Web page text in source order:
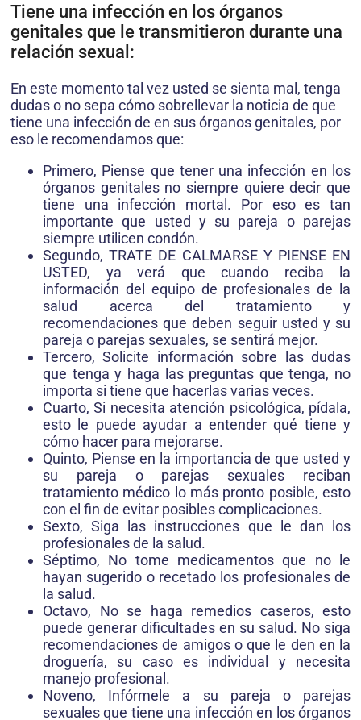
Tiene una infección en los órganos
genitales que le transmitieron durante una
relación sexual:
En este momento tal vez usted se sienta mal, tenga
dudas o no sepa cómo sobrellevar la noticia de que
tiene una infección de en sus órganos genitales, por
eso le recomendamos que:
Primero, Piense que tener una infección en los
órganos genitales no siempre quiere decir que
tiene una infección mortal. Por eso es tan
importante que usted y su pareja o parejas
siempre utilicen condón.
Segundo, TRATE DE CALMARSE Y PIENSE EN
USTED, ya verá que cuando reciba la
información del equipo de profesionales de la
salud acerca del tratamiento y
recomendaciones que deben seguir usted y su
pareja o parejas sexuales, se sentirá mejor.
Tercero, Solicite información sobre las dudas
que tenga y haga las preguntas que tenga, no
importa si tiene que hacerlas varias veces.
Cuarto, Si necesita atención psicológica, pídala,
esto le puede ayudar a en­tender qué tiene y
cómo hacer para mejorarse.
Quinto, Piense en la importancia de que usted y
su pareja o parejas sexuales reciban
tratamiento médico lo más pronto posible, esto
con el fin de evitar posibles complicaciones.
Sexto, Siga las instrucciones que le dan los
profesionales de la salud.
Séptimo, No tome medicamentos que no le
hayan sugerido o recetado los profesionales de
la salud.
Octavo, No se haga remedios caseros, esto
puede generar dificultades en su salud. No siga
recomendaciones de amigos o que le den en la
droguería, su caso es individual y necesita
manejo profesional.
Noveno, Infórmele a su pareja o parejas
sexuales que tiene una infección en los órganos